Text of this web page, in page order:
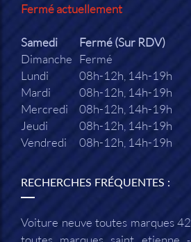
Fermé actuellement
Samedi
Fermé (Sur RDV)
Dimanche Fermé
Lundi
08h-12h, 14h-19h
Mardi
08h-12h, 14h-19h
Mercredi
08h-12h, 14h-19h
Jeudi
08h-12h, 14h-19h
Vendredi
08h-12h, 14h-19h
RECHERCHES FRÉQUENTES :
Voiture neuve toutes marques 42